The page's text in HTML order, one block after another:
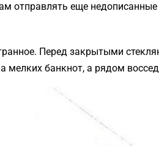
отправлять еще
Перед закрытыми
банкнот, а рядом